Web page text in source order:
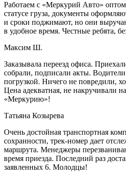
Работаем с «Меркурий Авто»
статусе груза, документы
и сроки поджимают, но они
в удобное время. Честные ребята,
Максим Ш.
Заказывала переезд офиса.
собрали, подписали акты.
погрузкой. Ничего не повредили,
Цена адекватная, не накручивали
«Меркурию»!
Татьяна Козырева
Очень достойная транспортная
сохранности, трек-номер дает
маршрута. Менеджеры
время приезда. Последний раз
заявленных 6. Молодцы!